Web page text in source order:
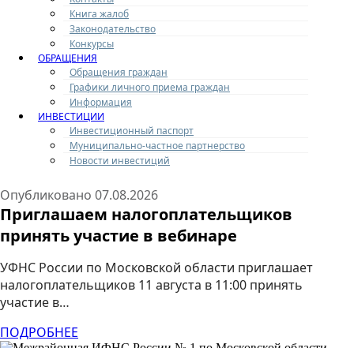
Книга жалоб
Законодательство
Конкурсы
ОБРАЩЕНИЯ
Обращения граждан
Графики личного приема граждан
Информация
ИНВЕСТИЦИИ
Инвестиционный паспорт
Муниципально-частное партнерство
Новости инвестиций
Подмосковная Общественная палата в
дополнение к медицинским ТГ-чатам
федерального проекта «ЗдравКонтроль»
создала чаты в мессенджере «MAX».
Ссылка на жуковский медицинский чат проекта:
https://max.ru/join/oGAAqVoUPevB—
3MKnfTV_xG7hzpVjQ4iKY76WTyKzQ В…
Опубликовано 07.08.2026
Приглашаем налогоплательщиков
принять участие в вебинаре
УФНС России по Московской области приглашает
налогоплательщиков 11 августа в 11:00 принять
участие в…
ПОДРОБНЕЕ